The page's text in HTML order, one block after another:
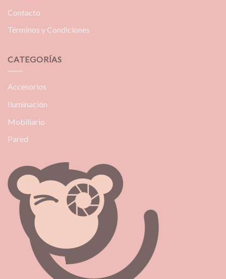
Contacto
Términos y Condiciones
CATEGORÍAS
Accesorios
Iluminación
Mobiliario
Pared